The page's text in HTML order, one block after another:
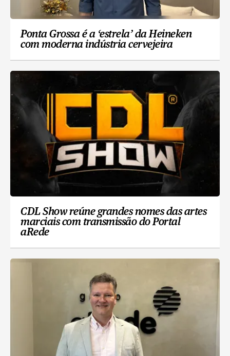
Ponta Grossa é a ‘estrela’ da Heineken
com moderna indústria cervejeira
CDL Show reúne grandes nomes das artes
marciais com transmissão do Portal
aRede